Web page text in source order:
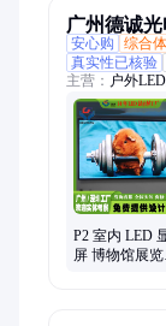
广州德诚
安心购
综合
真实性已核验
主营： 户外
led显示屏、透
幕、led屏幕
屏、LED屏幕
P2 室内 LED
屏 博物馆展览